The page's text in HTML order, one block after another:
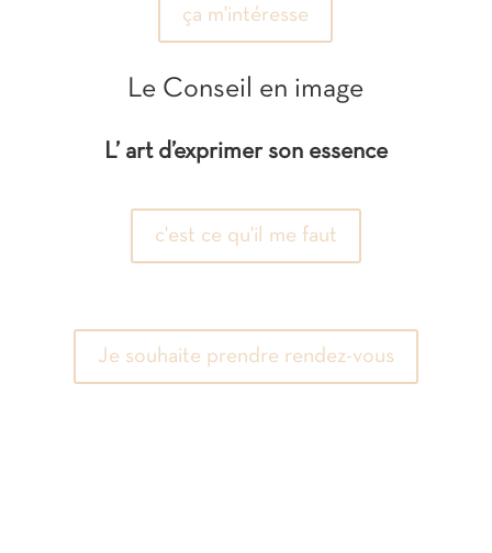
ça m'intéresse
Le Conseil en image
L’ art d’exprimer son essence
c'est ce qu'il me faut
Je souhaite prendre rendez-vous